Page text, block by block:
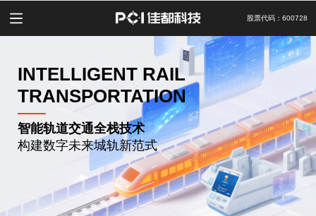
股票代码：600728
INTELLIGENT RAIL
TRANSPORTATION
智能轨道交通全栈技术
构建数字未来城轨新范式